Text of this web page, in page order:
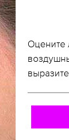
Оцените